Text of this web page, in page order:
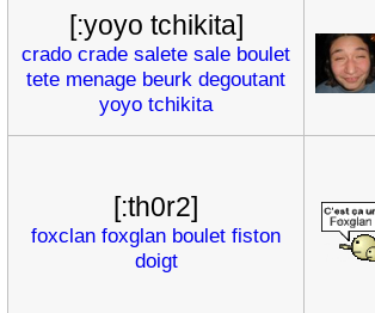
[:yoyo tchikita]
crado crade salete sale boulet
tete menage beurk degoutant
yoyo tchikita
[:th0r2]
foxclan foxglan boulet fiston
doigt